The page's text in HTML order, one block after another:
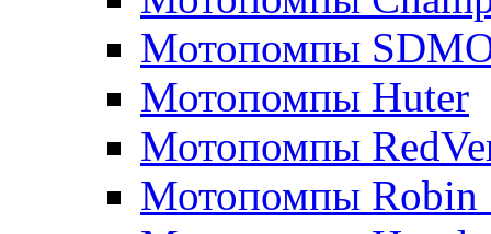
Мотопомпы
Мотопомпы Huter
Мотопомпы
Мотопомпы Robin